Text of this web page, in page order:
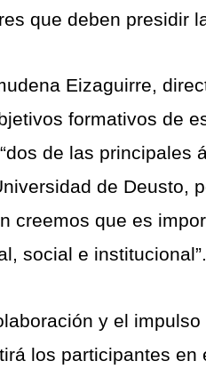
que deben presidir
Eizaguirre,
formativos de
de las principales
de Deusto,
creemos que es
social e institucional”.
y el
los participantes